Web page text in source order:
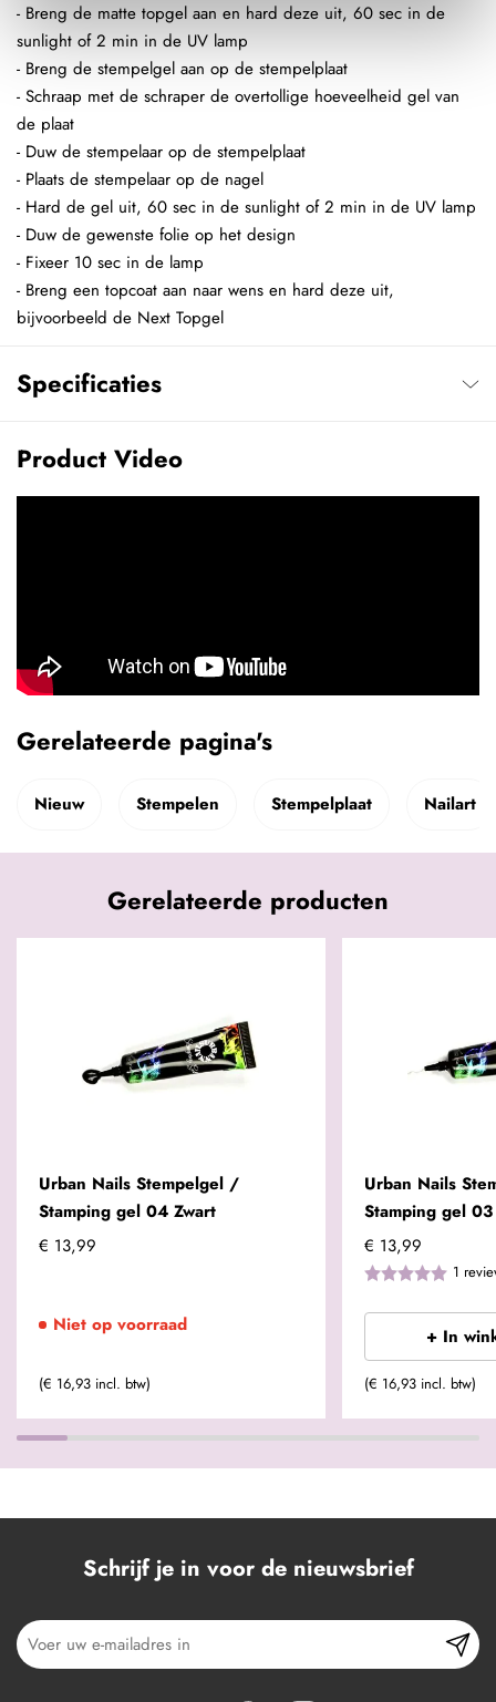
- Breng de matte topgel aan en hard deze uit, 60 sec in de
sunlight of 2 min in de UV lamp
- Breng de stempelgel aan op de stempelplaat
- Schraap met de schraper de overtollige hoeveelheid gel van
de plaat
- Duw de stempelaar op de stempelplaat
- Plaats de stempelaar op de nagel
- Hard de gel uit, 60 sec in de sunlight of 2 min in de UV lamp
- Duw de gewenste folie op het design
- Fixeer 10 sec in de lamp
- Breng een topcoat aan naar wens en hard deze uit,
bijvoorbeeld de Next Topgel
Specificaties
Product Video
Gerelateerde pagina's
Nieuw Stempelen Stempelplaat Nailart
Gerelateerde producten
Urban Nails Stempelgel /
Stamping gel 04 Zwart
€ 13,99
Niet op voorraad
(€ 16,93 incl. btw)
Urban Nails
Stamping gel
€ 13,99
1
+ In
(€ 16,93 incl. btw)
Schrijf je in voor de nieuwsbrief